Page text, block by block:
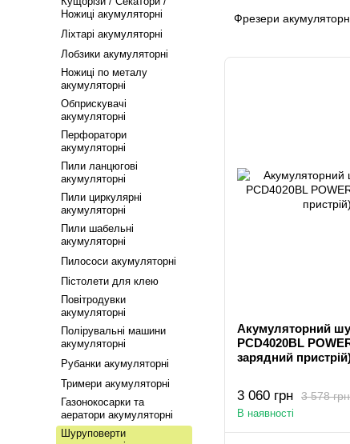
Фрезери
Акумуляторний
PCD4020BL
зарядний
3 578 грн
3 060 грн
В наявності
Ножиці акумуляторні
Ліхтарі акумуляторні
Лобзики акумуляторні
Ножиці по металу
акумуляторні
Обприскувачі
акумуляторні
Перфоратори
акумуляторні
Пили ланцюгові
акумуляторні
Пили циркулярні
акумуляторні
Пили шабельні
акумуляторні
Пилососи акумуляторні
Пістолети для клею
Повітродувки
акумуляторні
Полірувальні машини
акумуляторні
Рубанки акумуляторні
Тримери акумуляторні
Газонокосарки та
аератори акумуляторні
Шуруповерти